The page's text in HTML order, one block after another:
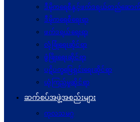
ဒီမိုကရေစီနှင့်ဖက်ဒရယ်တည်ဆောက်
ဒီမိုကရေစီရေးရာ
ဖက်ဒရယ်ရေးရာ
လုံခြုံရေးဆိုင်ရာ
ဖွံဖြိုးရေးဆိုင်ရာ
ပဋိပက္ခ‌ဖြေရှင်းရေးဆိုင်ရာ
ယုံကြည်မှုဆိုင်ရာ
ဆက်စပ်အဖွဲ့အစည်းများ
ကုလသမဂ္ဂ